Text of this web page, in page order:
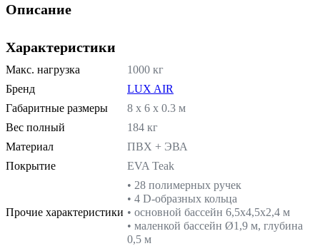
Описание
Характеристики
Макс. нагрузка
1000 кг
Бренд
LUX AIR
Габаритные размеры
8 х 6 х 0.3 м
Вес полный
184 кг
Материал
ПВХ + ЭВА
Покрытие
EVA Teak
Прочие характеристики
• 28 полимерных ручек
• 4 D-образных кольца
• основной бассейн 6,5х4,5х2,4 м
• маленкой бассейн Ø1,9 м, глубина
0,5 м